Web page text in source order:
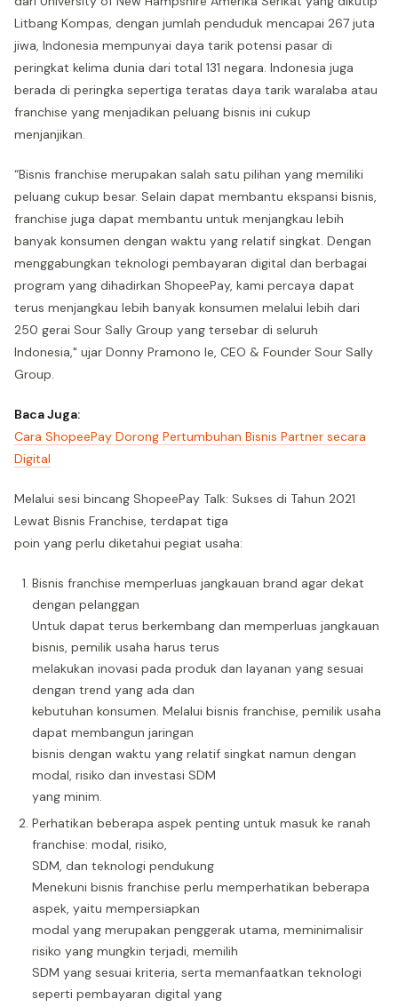
Litbang Kompas, dengan jumlah penduduk mencapai 267 juta
jiwa, Indonesia mempunyai daya tarik potensi pasar di
peringkat kelima dunia dari total 131 negara. Indonesia juga
berada di peringka sepertiga teratas daya tarik waralaba atau
franchise yang menjadikan peluang bisnis ini cukup
menjanjikan.
“Bisnis franchise merupakan salah satu pilihan yang memiliki
peluang cukup besar. Selain dapat membantu ekspansi bisnis,
franchise juga dapat membantu untuk menjangkau lebih
banyak konsumen dengan waktu yang relatif singkat. Dengan
menggabungkan teknologi pembayaran digital dan berbagai
program yang dihadirkan ShopeePay, kami percaya dapat
terus menjangkau lebih banyak konsumen melalui lebih dari
250 gerai Sour Sally Group yang tersebar di seluruh
Indonesia," ujar Donny Pramono Ie, CEO & Founder Sour Sally
Group.
Baca Juga:
Cara ShopeePay Dorong Pertumbuhan Bisnis Partner secara
Digital
Melalui sesi bincang ShopeePay Talk: Sukses di Tahun 2021
Lewat Bisnis Franchise, terdapat tiga
poin yang perlu diketahui pegiat usaha:
Bisnis franchise memperluas jangkauan brand agar dekat
dengan pelanggan
Untuk dapat terus berkembang dan memperluas jangkauan
bisnis, pemilik usaha harus terus
melakukan inovasi pada produk dan layanan yang sesuai
dengan trend yang ada dan
kebutuhan konsumen. Melalui bisnis franchise, pemilik usaha
dapat membangun jaringan
bisnis dengan waktu yang relatif singkat namun dengan
modal, risiko dan investasi SDM
yang minim.
Perhatikan beberapa aspek penting untuk masuk ke ranah
franchise: modal, risiko,
SDM, dan teknologi pendukung
Menekuni bisnis franchise perlu memperhatikan beberapa
aspek, yaitu mempersiapkan
modal yang merupakan penggerak utama, meminimalisir
risiko yang mungkin terjadi, memilih
SDM yang sesuai kriteria, serta memanfaatkan teknologi
seperti pembayaran digital yang